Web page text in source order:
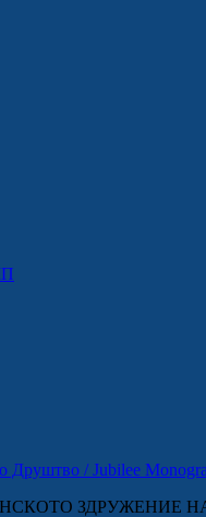
/ Jubilee
ЗДРУЖЕНИЕ НА